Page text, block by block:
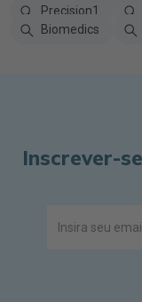
Precision1
Biomedics
Inscrever-